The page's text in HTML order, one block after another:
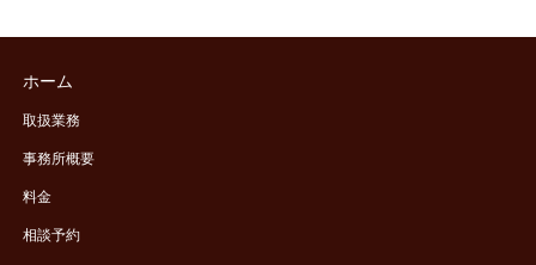
ホーム
取扱業務
事務所概要
料金
相談予約